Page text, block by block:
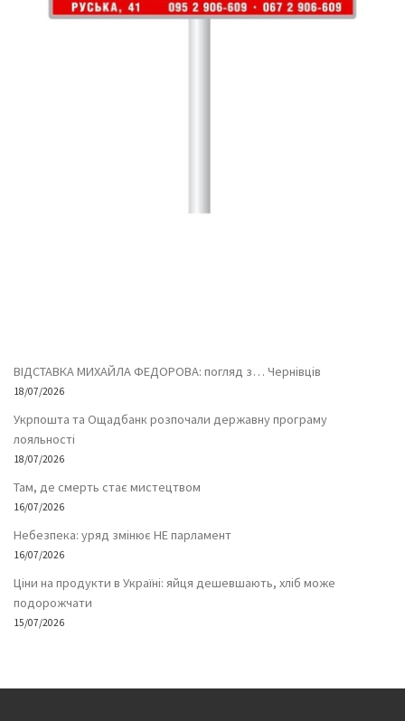
ВІДСТАВКА МИХАЙЛА ФЕДОРОВА: погляд з… Чернівців
18/07/2026
Укрпошта та Ощадбанк розпочали державну програму
лояльності
18/07/2026
Там, де смерть стає мистецтвом
16/07/2026
Небезпека: уряд змінює НЕ парламент
16/07/2026
Ціни на продукти в Україні: яйця дешевшають, хліб може
подорожчати
15/07/2026